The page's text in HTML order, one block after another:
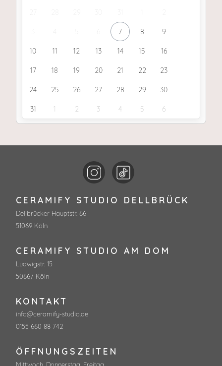
7 8 9
10 11 12 13 14 15 16
17 18 19 20 21 22 23
24 25 26 27 28 29 30
31 1 2 3 4 5 6
CERAMIFY STUDIO DELLBRÜCK
Dellbrücker Hauptstr. 66
51069 Köln
CERAMIFY STUDIO AM DOM
Ludwigstr. 15
50667 Köln
KONTAKT
info@ceramify-studio.de
0155 660 88 742
ÖFFNUNGSZEITEN
Mittwoch, Donnerstag, Freitag